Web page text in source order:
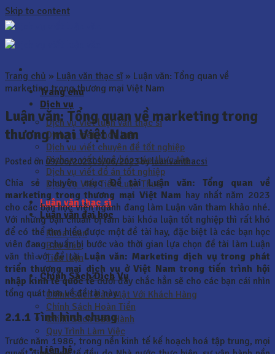
Skip to content
Trang chủ
Dịch vụ
Dịch vụ viết luận văn thạc sĩ
Dịch vụ viết khóa luận
Dịch vụ viết chuyên đề tốt nghiệp
Dịch vụ viết thuê báo cáo thực tập
Dịch vụ viết đồ án tốt nghiệp
Dịch Vụ Viết Tiểu Luận Thuê
Luận văn thạc sĩ
Luận văn đại học
Khóa luận
Báo Cáo
Tiểu luận
Chính Sách Dịch Vụ
Chính Sách Bảo Mật Với Khách Hàng
Chính Sách Hoàn Tiền
Chính Sách Bảo Hành
Quy Trình Làm Việc
Liên hệ
Trang chủ » Luận văn thạc sĩ» Luận văn: Tổng quan về
marketing trong thương mại Việt Nam
Luận văn: Tổng quan về marketing trong
thương mại Việt Nam
Posted on 09/06/202309/06/2023byluanvanthacsi
Chia sẻ chuyên mụcĐề tài Luận văn: Tổng quan về
marketing trong thương mại Việt Nam hay nhất năm 2023
cho các bạn học viên ngành đang làm Luận văn tham khảo nhé.
Với những bạn chuẩn bị làm bài khóa luận tốt nghiệp thì rất khó
để có thể tìm hiểu được một đề tài hay, đặc biệt là các bạn học
viên đang chuẩn bị bước vào thời gian lựa chọn đề tài làm Luận
văn thì với đề tàiLuận văn:Marketing dịch vụ trong phát
triển thương mại dịch vụ ở Việt Nam trong tiến trình hội
nhập kinh tế quốc tế dưới đây chắc hẳn sẽ cho các bạn cái nhìn
tổng quát hơn về đề tài này.
2.1.1 Tình hình chung
Trước năm 1986, trong nền kinh tế kế hoạch hoá tập trung, mọi